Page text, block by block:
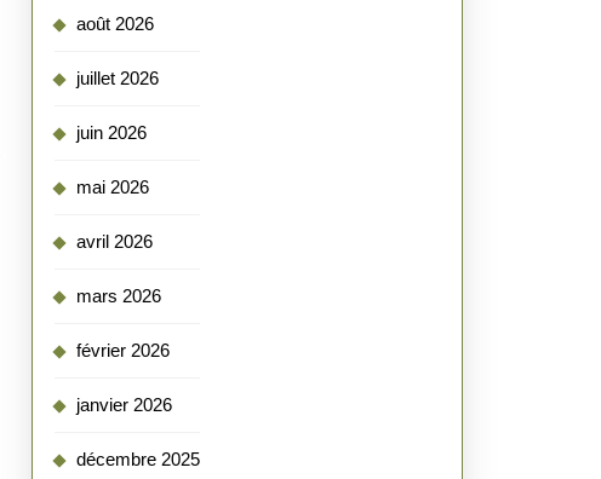
août 2026
juillet 2026
juin 2026
mai 2026
avril 2026
mars 2026
février 2026
janvier 2026
décembre 2025